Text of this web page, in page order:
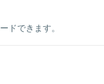
ドできます。